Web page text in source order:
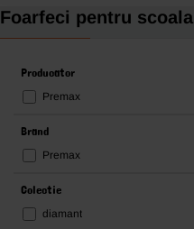
Foarfeci pentru scoala
Producator
Premax
Brand
Premax
Colectie
diamant